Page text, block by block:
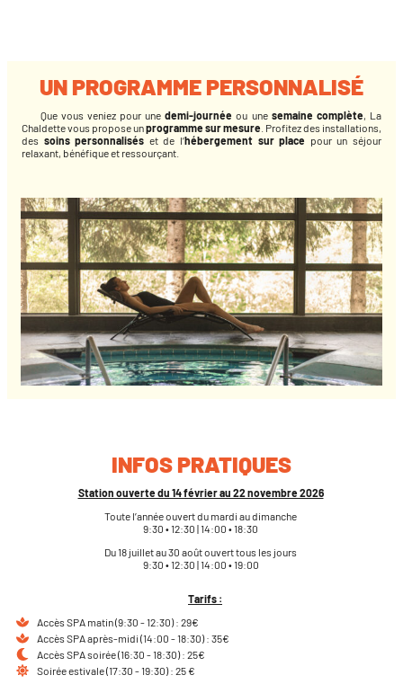
UN PROGRAMME PERSONNALISÉ
Que vous veniez pour unedemi-journée ou une semaine complète, La
Chaldette vous propose unprogramme sur mesure . Profitez des installations,
des soins personnalisés et de l’hébergement sur place pour un séjour
relaxant, bénéfique et ressourçant.
INFOS PRATIQUES
Station ouverte du 14 février au 22 novembre 2026
Toute l’année ouvert du mardi au dimanche
9:30 • 12:30 | 14:00 • 18:30
Du 18 juillet au 30 août ouvert tous les jours
9:30 • 12:30 | 14:00 • 19:00
Tarifs :
Accès SPA matin (9:30 - 12:30) : 29€
Accès SPA après-midi (14:00 - 18:30) : 35€
Accès SPA soirée (16:30 - 18:30) : 25€
Soirée estivale (17:30 - 19:30) : 25 €